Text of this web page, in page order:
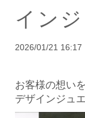
イン
2026/01/21 16:17
お客様の想い
デザインジュ